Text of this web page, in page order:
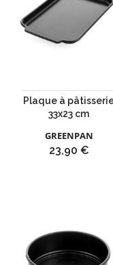
Plaque à
33x23 cm
GREENPAN
Prix
23,90 €